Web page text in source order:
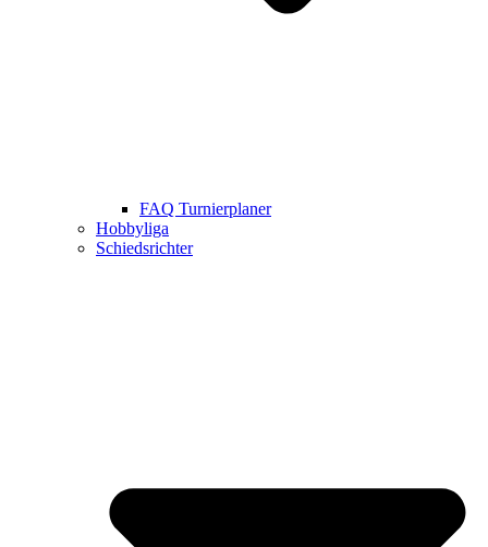
FAQ Turnierplaner
Hobbyliga
Schiedsrichter